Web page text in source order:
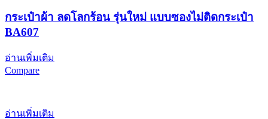
กระเป๋าผ้า ลดโลกร้อน รุ่นใหม่ แบบซองไม่ติดกระเป๋า
BA607
อ่านเพิ่มเติม
Compare
อ่านเพิ่มเติม